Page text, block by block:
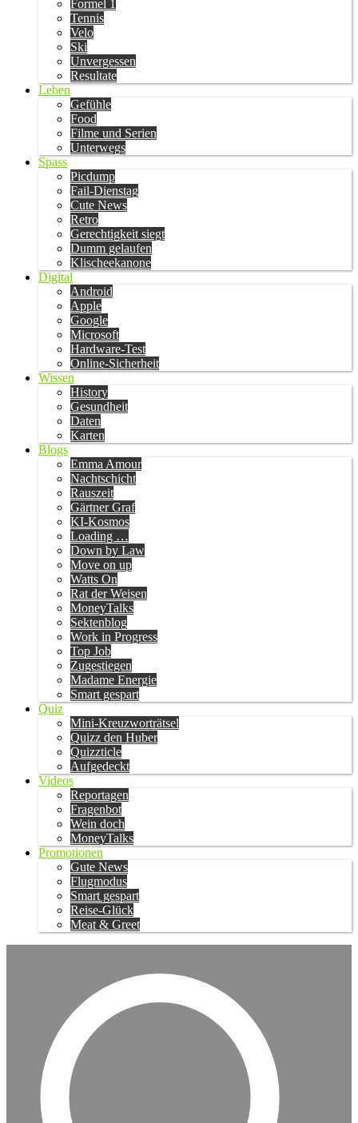
Formel 1
Tennis
Velo
Ski
Unvergessen
Resultate
Leben
Gefühle
Food
Filme und Serien
Unterwegs
Spass
Picdump
Fail-Dienstag
Cute News
Retro
Gerechtigkeit siegt
Dumm gelaufen
Klischeekanone
Digital
Android
Apple
Google
Microsoft
Hardware-Test
Online-Sicherheit
Wissen
History
Gesundheit
Daten
Karten
Blogs
Emma Amour
Nachtschicht
Rauszeit
Gärtner Graf
KI-Kosmos
Loading …
Down by Law
Move on up
Watts On
Rat der Weisen
MoneyTalks
Sektenblog
Work in Progress
Top Job
Zugestiegen
Madame Energie
Smart gespart
Quiz
Mini-Kreuzworträtsel
Quizz den Huber
Quizzticle
Aufgedeckt
Videos
Reportagen
Fragenbot
Wein doch
MoneyTalks
Promotionen
Gute News
Flugmodus
Smart gespart
Reise-Glück
Meat & Greet